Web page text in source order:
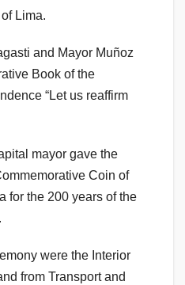
Lima.
and Mayor Muñoz
Book of the
“Let us reaffirm
mayor gave the
Coin of
for the 200 years of the
were the Interior
from Transport and